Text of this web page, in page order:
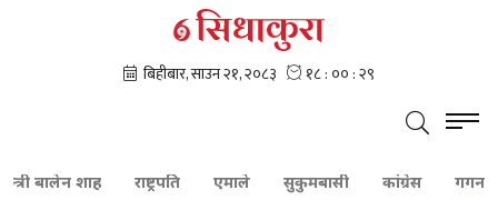
बालेन शाह राष्ट्रपति एमाले सुकुमबासी कांग्रेस गगन थापा